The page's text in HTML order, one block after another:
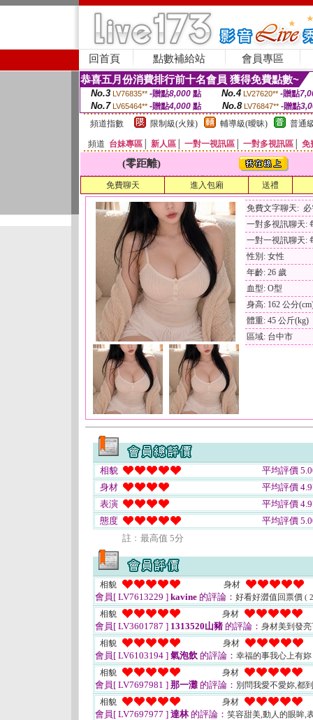
回首頁 點數補給站 會員專區
恭喜五月份消費排行前十名會員 獲得免費點數~
No.3 LV76835** -贈點8,000點 No.4 LV27620** -贈點
No.7 LV65464** -贈點4,000 點 No.8 LV76847** -贈點
頻道指數
限制級(火辣) 輔導級(曖昧) 普通
頻道 台妹專區 新人區 一對一視訊區 一對多視訊區 免
(零距離)
免費聊天 進入包廂 送禮
免費文字聊天:
一對多視訊聊天:
一對一視訊聊天:
性別: 女性
年齡: 26 歲
血型: O型
身高: 162 公分
體重: 45 公斤(kg)
區域: 台中市
相貌
平均評價
身材
平均評價
表演
平均評價
態度
平均評價
註﹕最高值 5分
相貌 身材
會員[ LV7613229 ] kavine 的評論： 好看好澀值回票價 (
相貌 身材
會員[ LV3601787 ] 1313520山豬 的評論： 身材美到發
相貌
身材
會員[ LV6103194 ] 氣泡飲 的評論： 幸福的事我心上有
相貌
身材
會員[ LV7697981 ] 那一灘 的評論： 別問我愛不愛妳,都
相貌
身材
會員[ LV7697977 ] 達林的評論： 笑容甜美,動人的眼眸,